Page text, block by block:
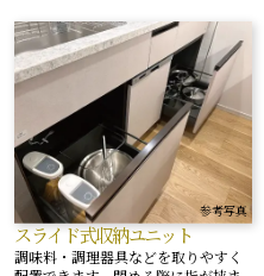
参考写真
スライド式収納ユニット
調味料・調理器具などを取りやすく